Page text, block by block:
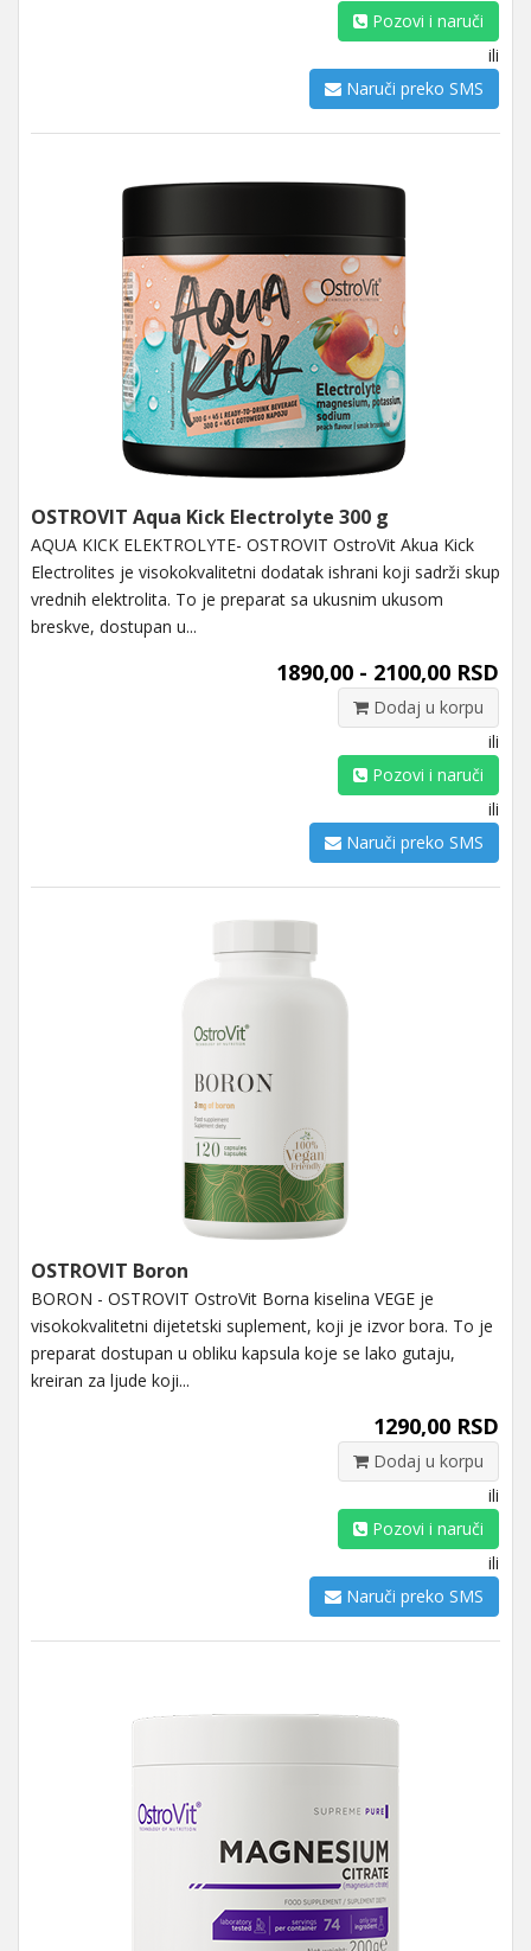
Pozovi i naruči
ili
Naruči preko SMS
OSTROVIT Aqua Kick Electrolyte 300 g
AQUA KICK ELEKTROLYTE- OSTROVIT OstroVit Akua Kick
Electrolites je visokokvalitetni dodatak ishrani koji sadrži skup
vrednih elektrolita. To je preparat sa ukusnim ukusom
breskve, dostupan u...
1890,00 - 2100,00 RSD
Dodaj u korpu
ili
Pozovi i naruči
ili
Naruči preko SMS
OSTROVIT Boron
BORON - OSTROVIT OstroVit Borna kiselina VEGE je
visokokvalitetni dijetetski suplement, koji je izvor bora. To je
preparat dostupan u obliku kapsula koje se lako gutaju,
kreiran za ljude koji...
1290,00 RSD
Dodaj u korpu
ili
Pozovi i naruči
ili
Naruči preko SMS